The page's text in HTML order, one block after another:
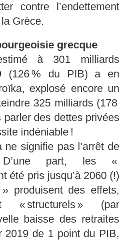
contre l’endettement
Grèce.
grecque
à 301 milliards
(126 % du PIB) a en
explosé encore un
325 milliards (178
des dettes privées
indéniable !
signifie pas l’arrêt de
part, les «
été pris jusqu’à 2060 (!)
» produisent des effets,
« structurels » (par
baisse des retraites
2019 de 1 point du PIB,